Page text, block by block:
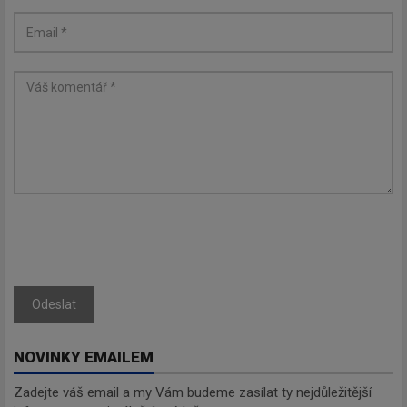
Odeslat
NOVINKY EMAILEM
Zadejte váš email a my Vám budeme zasílat ty nejdůležitější